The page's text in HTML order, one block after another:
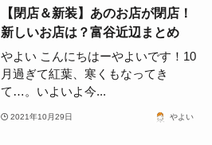
【閉店＆新装】あのお店が閉店！
新しいお店は？富谷近辺まとめ
やよい こんにちはーやよいです！10
月過ぎて紅葉、寒くもなってき
て…。いよいよ今...
2021年10月29日 やよい